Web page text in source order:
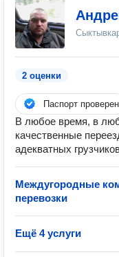
2 оценки
Паспорт проверен
В любое время, в
качественные
адекватных
Междугородные
перевозки
Ещё 4 услуги